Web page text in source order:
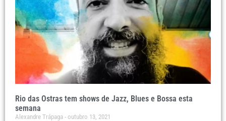
Rio das Ostras tem shows de Jazz, Blues e Bossa esta
semana
Alexandre Trápaga outubro 13, 2021